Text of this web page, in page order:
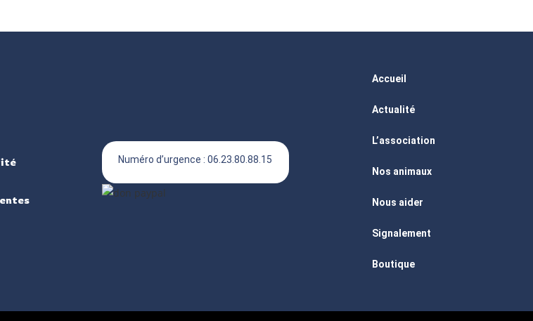
Numéro d’urgence : 06.23.80.88.15
Accueil
Actualité
L’association
Nos animaux
Nous aider
Signalement
Boutique